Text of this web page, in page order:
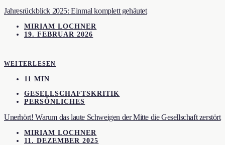
Jahresrückblick 2025: Einmal komplett gehäutet
MIRIAM LOCHNER
19. FEBRUAR 2026
WEITERLESEN
11 MIN
GESELLSCHAFTSKRITIK
PERSÖNLICHES
Unerhört! Warum das laute Schweigen der Mitte die Gesellschaft zerstört
MIRIAM LOCHNER
11. DEZEMBER 2025